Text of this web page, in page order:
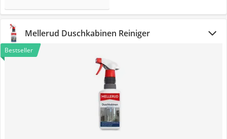
Mellerud Duschkabinen Reiniger
Bestseller